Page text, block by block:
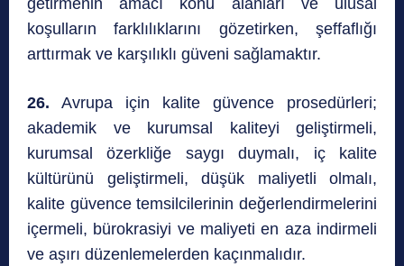
getirmenin amacı konu alanları ve ulusal
koşulların farklılıklarını gözetirken, şeffaflığı
arttırmak ve karşılıklı güveni sağlamaktır.
26. Avrupa için kalite güvence prosedürleri;
akademik ve kurumsal kaliteyi geliştirmeli,
kurumsal özerkliğe saygı duymalı, iç kalite
kültürünü geliştirmeli, düşük maliyetli olmalı,
kalite güvence temsilcilerinin değerlendirmelerini
içermeli, bürokrasiyi ve maliyeti en aza indirmeli
ve aşırı düzenlemelerden kaçınmalıdır.